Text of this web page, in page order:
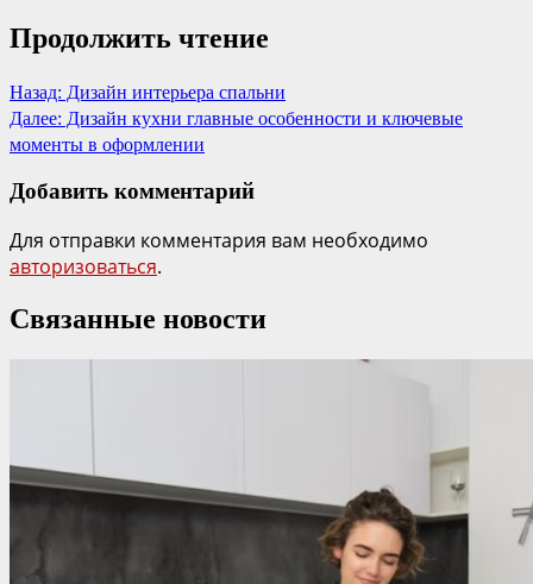
Продолжить чтение
Назад: Дизайн интерьера спальни
Далее: Дизайн кухни главные особенности и ключевые
моменты в оформлении
Добавить комментарий
Для отправки комментария вам необходимо
авторизоваться.
Связанные новости